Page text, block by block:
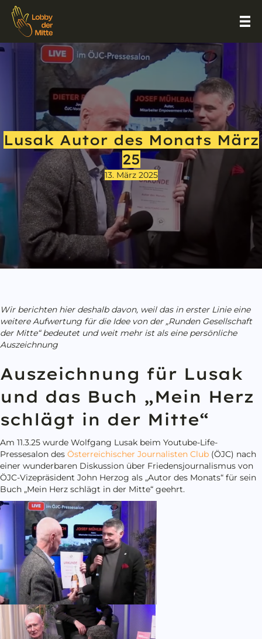
Lusak Autor des Monats März
25
13. März 2025
Wir berichten hier deshalb davon, weil das in erster Linie eine
weitere Aufwertung für die Idee von der „Runden Gesellschaft
der Mitte“ bedeutet und weit mehr ist als eine persönliche
Auszeichnung
Auszeichnung für Lusak
und das Buch „Mein Herz
schlägt in der Mitte“
Am 11.3.25 wurde Wolfgang Lusak beim Youtube-Life-
Pressesalon des Österreichischer Journalisten Club (ÖJC) nach
einer wunderbaren Diskussion über Friedensjournalismus von
ÖJC-Vizepräsident John Herzog als „Autor des Monats“ für sein
Buch „Mein Herz schlägt in der Mitte“ geehrt.